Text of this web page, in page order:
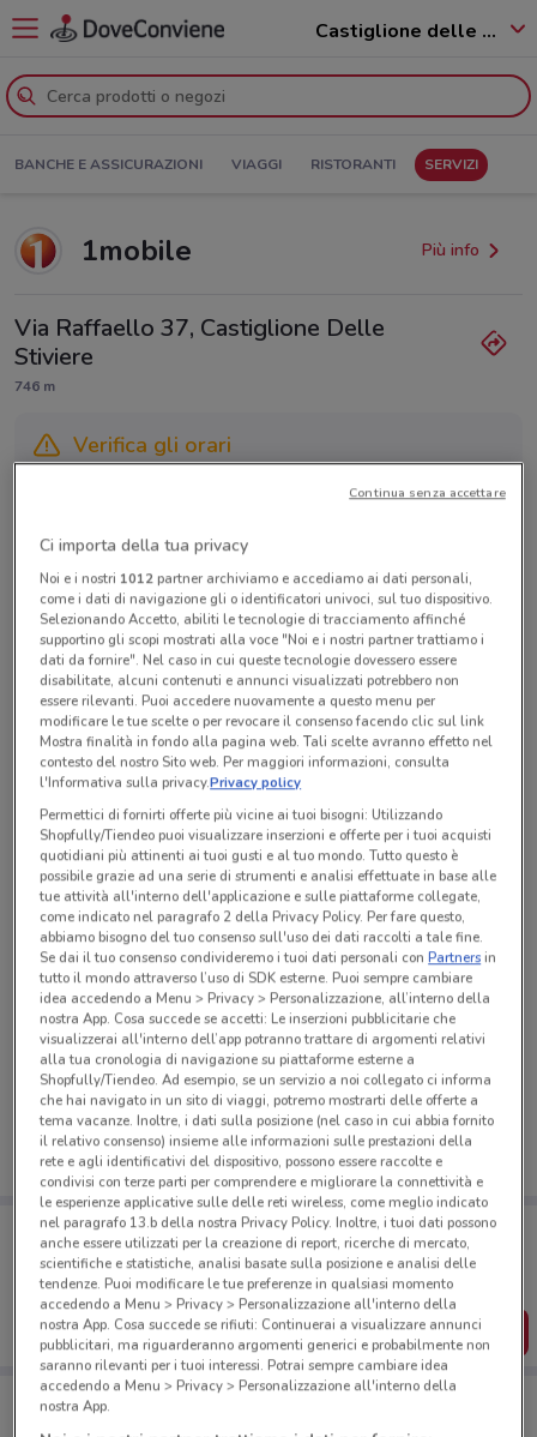
Castiglione delle Stiviere - 46043
BANCHE E ASSICURAZIONI VIAGGI RISTORANTI SERVIZI
1mobile Più info
Via Raffaello 37, Castiglione Delle
Stiviere
746 m
Verifica gli orari
Gli orari dei negozi possono variare in base agli ultimi
chiamando il negozio.
Lunedì n.d.
Martedì n.d.
Mercoledì n.d.
Giovedì n.d.
Venerdì n.d.
Sabato n.d.
Domenica n.d.
Tutte le promozioni di questo negozio
Ci dispiace, al momento non abbiamo pubblicato
volantini nella tua zona. Riprova più tardi.
Porta DoveConviene sempre con te!
Puoi trovare le migliori offerte dei negozi vicino a te,
salvarle e creare la tua lista del risparmio, comodamente
dal tuo cellulare.
SCARICA L’APP
Negozi 1mobile a Castiglione Delle Stiviere
Ci importa della tua privacy
Noi e i nostri 1012partner archiviamo e accediamo ai dati personali,
come i dati di navigazione gli o identificatori univoci, sul tuo dispositivo.
Selezionando Accetto, abiliti le tecnologie di tracciamento affinché
supportino gli scopi mostrati alla voce "Noi e i nostri partner trattiamo i
dati da fornire". Nel caso in cui queste tecnologie dovessero essere
disabilitate, alcuni contenuti e annunci visualizzati potrebbero non
essere rilevanti. Puoi accedere nuovamente a questo menu per
modificare le tue scelte o per revocare il consenso facendo clic sul link
Mostra finalità in fondo alla pagina web. Tali scelte avranno effetto nel
contesto del nostro Sito web. Per maggiori informazioni, consulta
l'Informativa sulla privacy.Privacy policy
Permettici di fornirti offerte più vicine ai tuoi bisogni: Utilizzando
Shopfully/Tiendeo puoi visualizzare inserzioni e offerte per i tuoi acquisti
quotidiani più attinenti ai tuoi gusti e al tuo mondo. Tutto questo è
possibile grazie ad una serie di strumenti e analisi effettuate in base alle
tue attività all'interno dell'applicazione e sulle piattaforme collegate,
come indicato nel paragrafo 2 della Privacy Policy. Per fare questo,
abbiamo bisogno del tuo consenso sull'uso dei dati raccolti a tale fine.
Se dai il tuo consenso condivideremo i tuoi dati personali conPartnersin
tutto il mondo attraverso l’uso di SDK esterne. Puoi sempre cambiare
idea accedendo a Menu > Privacy > Personalizzazione, all’interno della
nostra App. Cosa succede se accetti: Le inserzioni pubblicitarie che
visualizzerai all'interno dell’app potranno trattare di argomenti relativi
alla tua cronologia di navigazione su piattaforme esterne a
Shopfully/Tiendeo. Ad esempio, se un servizio a noi collegato ci informa
che hai navigato in un sito di viaggi, potremo mostrarti delle offerte a
tema vacanze. Inoltre, i dati sulla posizione (nel caso in cui abbia fornito
il relativo consenso) insieme alle informazioni sulle prestazioni della
rete e agli identificativi del dispositivo, possono essere raccolte e
condivisi con terze parti per comprendere e migliorare la connettività e
le esperienze applicative sulle delle reti wireless, come meglio indicato
nel paragrafo 13.b della nostra Privacy Policy. Inoltre, i tuoi dati possono
anche essere utilizzati per la creazione di report, ricerche di mercato,
scientifiche e statistiche, analisi basate sulla posizione e analisi delle
tendenze. Puoi modificare le tue preferenze in qualsiasi momento
accedendo a Menu > Privacy > Personalizzazione all'interno della
nostra App. Cosa succede se rifiuti: Continuerai a visualizzare annunci
pubblicitari, ma riguarderanno argomenti generici e probabilmente non
saranno rilevanti per i tuoi interessi. Potrai sempre cambiare idea
accedendo a Menu > Privacy > Personalizzazione all'interno della
nostra App.
Continua senza accettare